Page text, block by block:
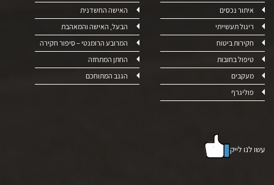
איתור נכסים
ריגול תעשייתי
חקירות ביטוח
טיפול בחובות
מעקבים
פוליגרף
האישה החשדנית
הבעל, האישה והמאהבת
המרובע הרומנטי – סיפור חקירה
החתן המתחזה
הגנב המתוחכם
עשו לנו לייק